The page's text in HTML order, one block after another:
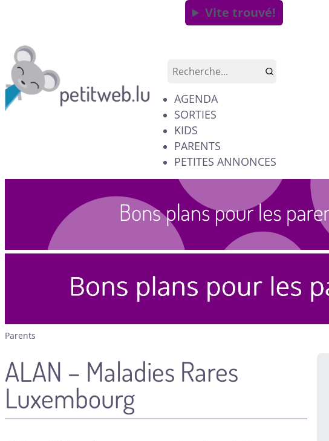
Vite trouvé!
AGENDA
SORTIES
KIDS
PARENTS
PETITES ANNONCES
Parents
ALAN – Maladies Rares
Luxembourg